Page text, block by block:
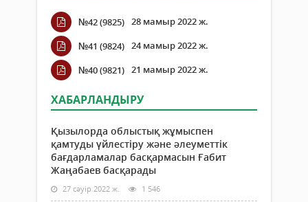
№42 (9825) 28 мамыр 2022 ж.
№41 (9824) 24 мамыр 2022 ж.
№40 (9821) 21 мамыр 2022 ж.
ХАБАРЛАНДЫРУ
Қызылорда облыстық жұмыспен
қамтуды үйлестіру және әлеуметтік
бағдарламалар басқармасын Ғабит
Жаңабаев басқарады
27 сәуір 2022 ж. 1 546